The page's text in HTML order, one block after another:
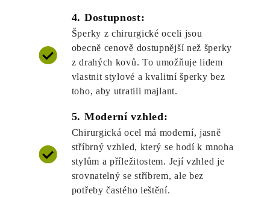
4. Dostupnost:
Šperky z chirurgické oceli jsou
obecně cenově dostupnější než šperky
z drahých kovů. To umožňuje lidem
vlastnit stylové a kvalitní šperky bez
toho, aby utratili majlant.
5. Moderní vzhled:
Chirurgická ocel má moderní, jasně
stříbrný vzhled, který se hodí k mnoha
stylům a příležitostem. Její vzhled je
srovnatelný se stříbrem, ale bez
potřeby častého leštění.